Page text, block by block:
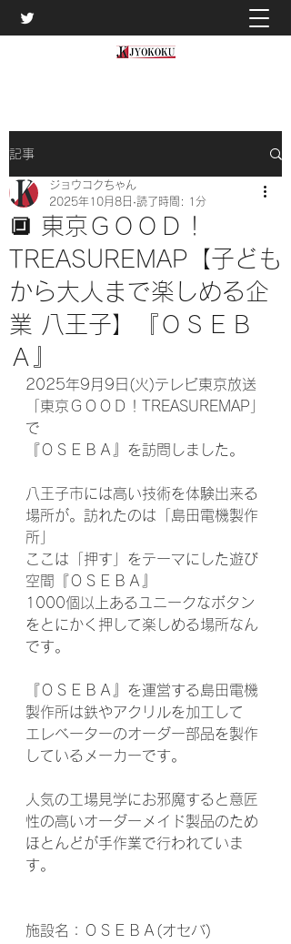
記事
🔲 東京ＧＯＯＤ！
TREASUREMAP【子ども
から大人まで楽しめる企
業 八王子】『ＯＳＥＢ
Ａ』
ジョウコクちゃん
2025年10月8日 読了時間: 1分
2025年9月9日(火)テレビ東京放送
「東京ＧＯＯＤ！TREASUREMAP」
で
『ＯＳＥＢＡ』を訪問しました。
八王子市には高い技術を体験出来る
場所が。訪れたのは「島田電機製作
所」
ここは「押す」をテーマにした遊び
空間『ＯＳＥＢＡ』
1000個以上あるユニークなボタン
をとにかく押して楽しめる場所なん
です。
『ＯＳＥＢＡ』を運営する島田電機
製作所は鉄やアクリルを加工して
エレベーターのオーダー部品を製作
しているメーカーです。
人気の工場見学にお邪魔すると意匠
性の高いオーダーメイド製品のため
ほとんどが手作業で行われていま
す。
施設名：ＯＳＥＢＡ(オセバ)